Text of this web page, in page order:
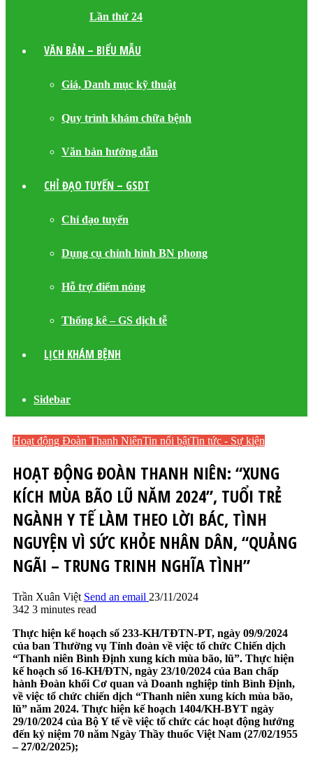
Lần thứ 24
VĂN BẢN – BIỂU MẪU
Giá, Danh mục kỹ thuật
Quy trình khám chữa bệnh
Văn bản hướng dẫn
CHỈ ĐẠO TUYẾN – GSDT
Chỉ đạo tuyến
Dụng cụ chỉnh hình BN phong
Hỗ trợ điểm nóng
Thống kê – GS dịch tễ
LỊCH KHÁM BỆNH
Sidebar
Hoạt động Đoàn Thanh NiênTin nổi bậtTin tức - Sự kiện
HOẠT ĐỘNG ĐOÀN THANH NIÊN: “XUNG
KÍCH MÙA BÃO LŨ NĂM 2024”, TUỔI TRẺ
NGÀNH Y TẾ LÀM THEO LỜI BÁC, TÌNH
NGUYỆN VÌ SỨC KHỎE NHÂN DÂN, “QUẢNG
NGÃI – TRUNG TRINH NGHĨA TÌNH”
Trần Xuân Việt Send an email 23/11/2024
342 3 minutes read
Thực hiện kế hoạch số 233-KH/TĐTN-PT, ngày 09/9/2024
của ban Thường vụ Tỉnh đoàn về việc tổ chức Chiến dịch
“Thanh niên Bình Định xung kích mùa bão, lũ”. Thực hiện
kế hoạch số 16-KH/ĐTN, ngày 23/10/2024 của Ban chấp
hành Đoàn khối Cơ quan và Doanh nghiệp tỉnh Bình Định,
về việc tổ chức chiến dịch “Thanh niên xung kích mùa bão,
lũ” năm 2024. Thực hiện kế hoạch 1404/KH-BYT ngày
29/10/2024 của Bộ Y tế về việc tổ chức các hoạt động hướng
đến kỷ niệm 70 năm Ngày Thầy thuốc Việt Nam (27/02/1955
– 27/02/2025);